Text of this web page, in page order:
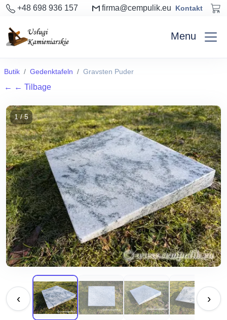
+48 698 936 157 firma@cempulik.eu Kontakt
Menu
Butik Gedenktafeln Gravsten Puder
← ← Tilbage
1 / 5
‹ ›